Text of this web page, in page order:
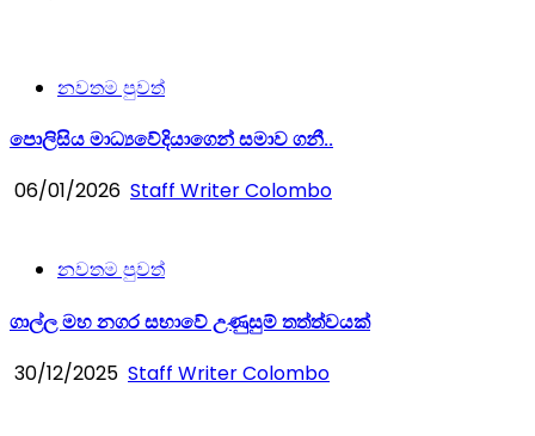
නවතම පුවත්
පොලිසිය මාධ්‍යවේදියාගෙන් සමාව ගනී..
06/01/2026 Staff Writer Colombo
නවතම පුවත්
ගාල්ල මහ නගර සභාවේ උණුසුම් තත්ත්වයක්
30/12/2025 Staff Writer Colombo